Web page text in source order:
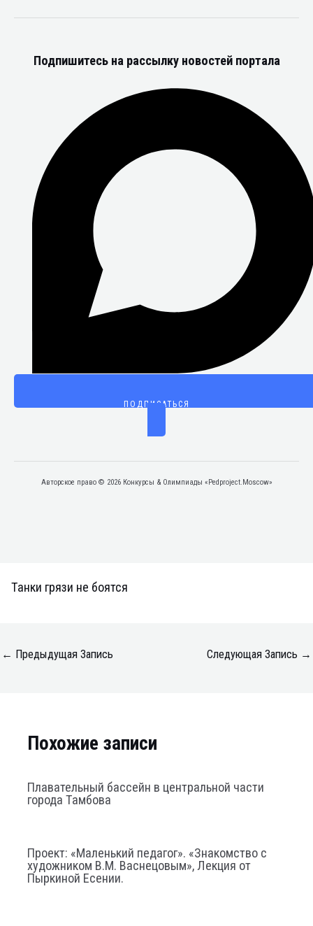
Подпишитесь на рассылку новостей портала
ПОДПИСАТЬСЯ
Авторское право © 2026 Конкурсы & Олимпиады «Pedproject.Moscow»
Танки грязи не боятся
← Предыдущая Запись Следующая Запись →
Похожие записи
Плавательный бассейн в центральной части
города Тамбова
Проект: «Маленький педагог». «Знакомство с
художником В.М. Васнецовым», Лекция от
Пыркиной Есении.